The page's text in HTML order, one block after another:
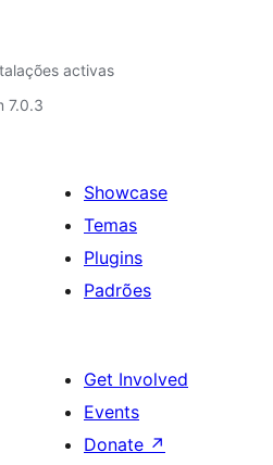
activas
7.0.3
Showcase
Temas
Plugins
Padrões
Get Involved
Events
Donate ↗